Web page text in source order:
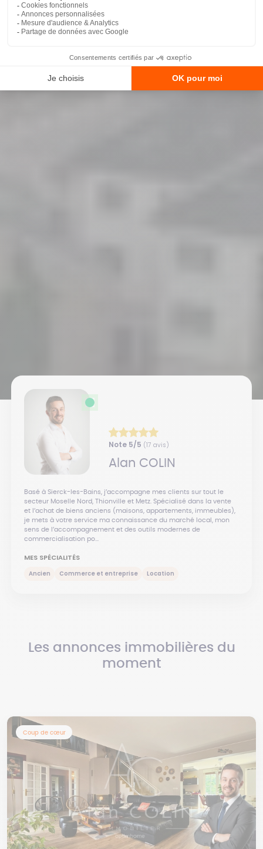
Note 5/5 (17 avis)
Alan COLIN
Basé à Sierck-les-Bains, j’accompagne mes clients sur tout le
secteur Moselle Nord, Thionville et Metz. Spécialisé dans la vente
et l’achat de biens anciens (maisons, appartements, immeubles),
je mets à votre service ma connaissance du marché local, mon
sens de l’accompagnement et des outils modernes de
commercialisation po...
MES SPÉCIALITÉS
Ancien Commerce et entreprise Location
Les annonces immobilières du
moment
Coup de cœur